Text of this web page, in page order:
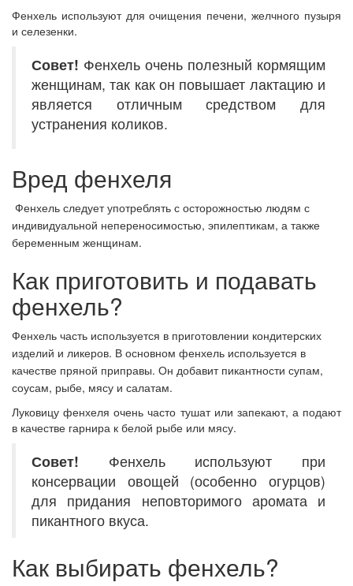
Фенхель используют для очищения печени, желчного пузыря
и селезенки.
Совет! Фенхель очень полезный кормящим
женщинам, так как он повышает лактацию и
является отличным средством для
устранения коликов.
Вред фенхеля
Фенхель следует употреблять с осторожностью людям с
индивидуальной непереносимостью, эпилептикам, а также
беременным женщинам.
Как приготовить и подавать
фенхель?
Фенхель часть используется в приготовлении кондитерских
изделий и ликеров. В основном фенхель используется в
качестве пряной приправы. Он добавит пикантности супам,
соусам, рыбе, мясу и салатам.
Луковицу фенхеля очень часто тушат или запекают, а подают
в качестве гарнира к белой рыбе или мясу.
Совет! Фенхель используют при
консервации овощей (особенно огурцов)
для придания неповторимого аромата и
пикантного вкуса.
Как выбирать фенхель?